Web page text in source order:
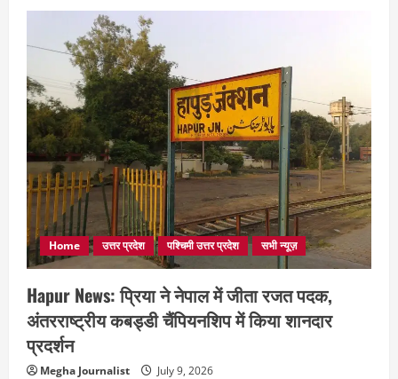
Home उत्तर प्रदेश पश्चिमी उत्तर प्रदेश सभी न्यूज़
Hapur News: प्रिया ने नेपाल में जीता रजत पदक,
अंतरराष्ट्रीय कबड्डी चैंपियनशिप में किया शानदार
प्रदर्शन
Megha Journalist July 9, 2026